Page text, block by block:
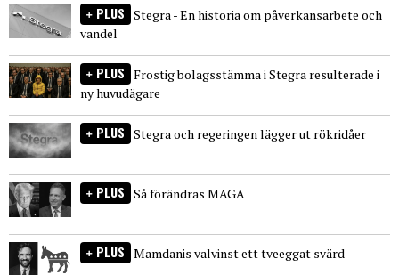
PLUS Stegra - En historia om påverkansarbete och
vandel
PLUS Frostig bolagsstämma i Stegra resulterade i
ny huvudägare
PLUS Stegra och regeringen lägger ut rökridåer
PLUS Så förändras MAGA
PLUS Mamdanis valvinst ett tveeggat svärd